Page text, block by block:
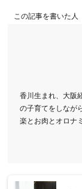
この記事を書いた人
香川生まれ、大阪
の子育てをしなが
楽とお肉とオロナ